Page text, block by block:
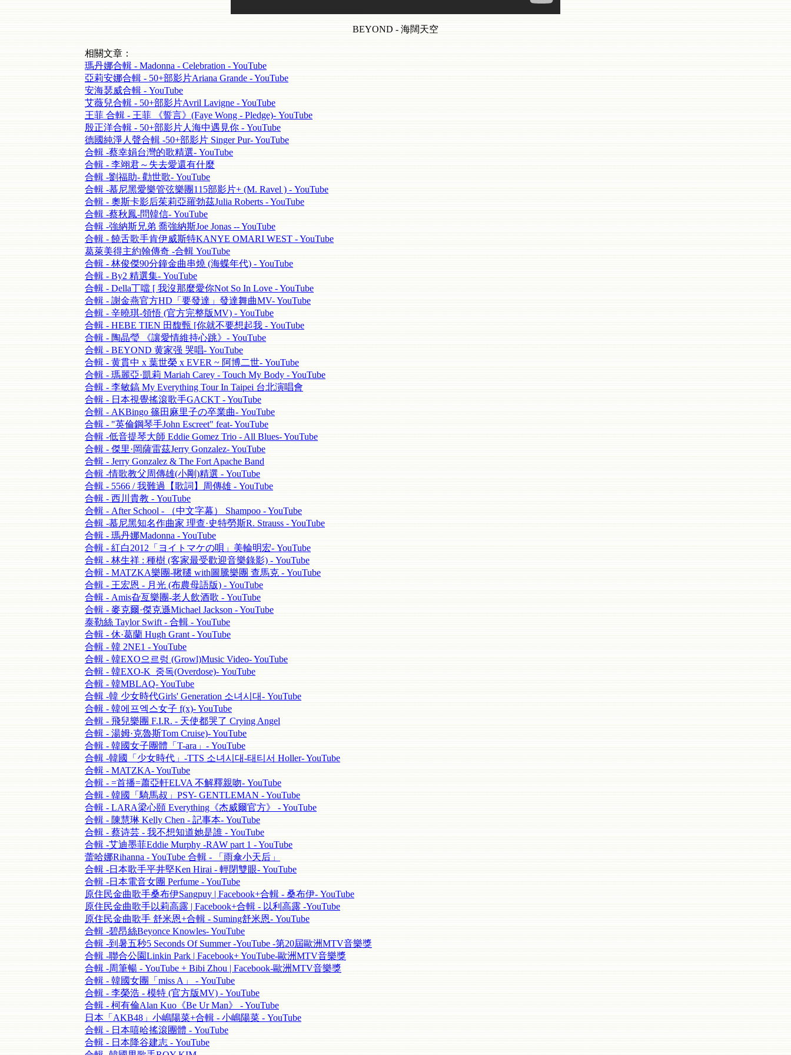
BEYOND - 海闊天空
相關文章：
瑪丹娜合輯 - Madonna - Celebration - YouTube
亞莉安娜合輯 - 50+部影片Ariana Grande - YouTube
安海瑟威合輯 - YouTube
艾薇兒合輯 - 50+部影片Avril Lavigne - YouTube
王菲 合輯 - 王菲 《誓言》(Faye Wong - Pledge)- YouTube
殷正洋合輯 - 50+部影片人海中遇見你 - YouTube
德國純淨人聲合輯 -50+部影片 Singer Pur- YouTube
合輯 -蔡幸娟台灣的歌精選- YouTube
合輯 - 李翊君～失去愛還有什麼
合輯 -劉福助- 勸世歌- YouTube
合輯 -慕尼黑愛樂管弦樂團115部影片+ (M. Ravel ) - YouTube
合輯 - 奧斯卡影后茱莉亞羅勃茲Julia Roberts - YouTube
合輯 -蔡秋鳳-問韓信- YouTube
合輯 -強納斯兄弟 喬強納斯Joe Jonas -- YouTube
合輯 - 饒舌歌手肯伊威斯特KANYE OMARI WEST - YouTube
葛萊美得主約翰傳奇 -合輯 YouTube
合輯 - 林俊傑90分鐘金曲串燒 (海蝶年代) - YouTube
合輯 - By2 精選集- YouTube
合輯 - Della丁噹 [ 我沒那麼愛你Not So In Love - YouTube
合輯 - 謝金燕官方HD「要發達」發達舞曲MV- YouTube
合輯 - 辛曉琪-領悟 (官方完整版MV) - YouTube
合輯 - HEBE TIEN 田馥甄 [你就不要想起我 - YouTube
合輯 - 陶晶瑩 《讓愛情維持心跳》- YouTube
合輯 - BEYOND 黄家强 哭唱- YouTube
合輯 - 黄貫中 x 葉世榮 x EVER ~ 阿博二世- YouTube
合輯 - 瑪麗亞·凱莉 Mariah Carey - Touch My Body - YouTube
合輯 - 李敏鎬 My Everything Tour In Taipei 台北演唱會
合輯 - 日本視覺搖滾歌手GACKT - YouTube
合輯 - AKBingo 篠田麻里子の卒業曲- YouTube
合輯 - "英倫鋼琴手John Escreet" feat- YouTube
合輯 -低音提琴大師 Eddie Gomez Trio - All Blues- YouTube
合輯 - 傑里·岡薩雷茲Jerry Gonzalez- YouTube
合輯 - Jerry Gonzalez & The Fort Apache Band
合輯 -情歌教父周傳雄(小剛)精選 - YouTube
合輯 - 5566 / 我難過【歌詞】周傳雄 - YouTube
合輯 - 西川貴教 - YouTube
合輯 - After School - （中文字幕） Shampoo - YouTube
合輯 -慕尼黑知名作曲家 理查·史特勞斯R. Strauss - YouTube
合輯 - 瑪丹娜Madonna - YouTube
合輯 - 紅白2012「ヨイトマケの唄」美輪明宏- YouTube
合輯 - 林生祥 : 種樹 (客家最受歡迎音樂錄影) - YouTube
合輯 - MATZKA樂團-鞦韆 with圖騰樂團 查馬克 - YouTube
合輯 - 王宏恩 - 月光 (布農母語版) - YouTube
合輯 - Amis旮亙樂團-老人飲酒歌 - YouTube
合輯 - 麥克爾·傑克遜Michael Jackson - YouTube
泰勒絲 Taylor Swift - 合輯 - YouTube
合輯 - 休·葛蘭 Hugh Grant - YouTube
合輯 - 韓 2NE1 - YouTube
合輯 - 韓EXO으르렁 (Growl)Music Video- YouTube
合輯 - 韓EXO-K_중독(Overdose)- YouTube
合輯 - 韓MBLAQ- YouTube
合輯 -韓 少女時代Girls' Generation 소녀시대- YouTube
合輯 - 韓에프엑스女子 f(x)- YouTube
合輯 - 飛兒樂團 F.I.R. - 天使都哭了 Crying Angel
合輯 - 湯姆·克魯斯Tom Cruise)- YouTube
合輯 - 韓國女子團體「T-ara」- YouTube
合輯 -韓國「少女時代」-TTS 소녀시대-태티서 Holler- YouTube
合輯 - MATZKA- YouTube
合輯 - =首播=蕭亞軒ELVA 不解釋親吻- YouTube
合輯 - 韓國「騎馬叔」PSY- GENTLEMAN - YouTube
合輯 - LARA梁心頤 Everything《杰威爾官方》 - YouTube
合輯 - 陳慧琳 Kelly Chen - 記事本- YouTube
合輯 - 蔡诗芸 - 我不想知道她是誰 - YouTube
合輯 -艾迪墨菲Eddie Murphy -RAW part 1 - YouTube
蕾哈娜Rihanna - YouTube 合輯 - 「雨傘小天后」
合輯 -日本歌手平井堅Ken Hirai - 輕閉雙眼- YouTube
合輯 -日本電音女團 Perfume - YouTube
原住民金曲歌手桑布伊Sangpuy | Facebook+合輯 - 桑布伊- YouTube
原住民金曲歌手以莉高露 | Facebook+合輯 - 以利高露 -YouTube
原住民金曲歌手 舒米恩+合輯 - Suming舒米恩- YouTube
合輯 -碧昂絲Beyonce Knowles- YouTube
合輯 -到暑五秒5 Seconds Of Summer -YouTube -第20屆歐洲MTV音樂獎
合輯 -聯合公園Linkin Park | Facebook+ YouTube-歐洲MTV音樂獎
合輯 -周筆暢 - YouTube + Bibi Zhou | Facebook-歐洲MTV音樂獎
合輯 - 韓國女團「miss A」 - YouTube
合輯 - 李榮浩 - 模特 (官方版MV) - YouTube
合輯 - 柯有倫Alan Kuo《Be Ur Man》 - YouTube
日本「AKB48」小嶋陽菜+合輯 - 小嶋陽菜 - YouTube
合輯 - 日本嘻哈搖滾團體 - YouTube
合輯 - 日本降谷建志 - YouTube